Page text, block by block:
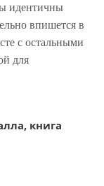
идентичны
впишется в
с остальными
для
книга